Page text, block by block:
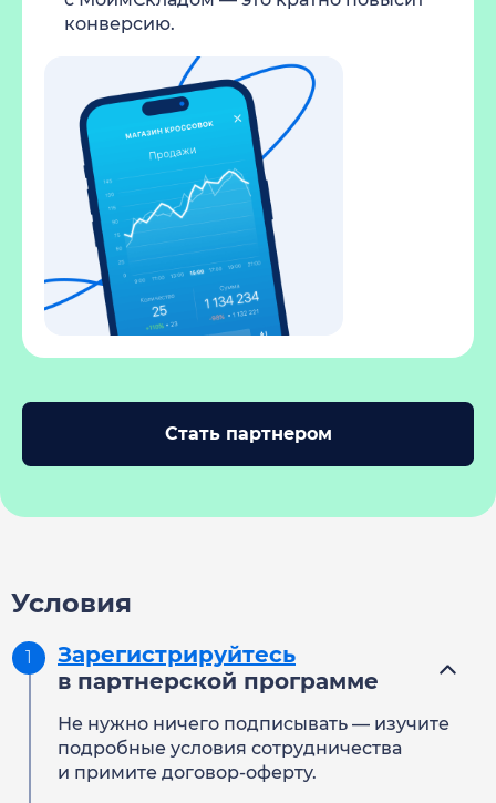
конверсию.
Стать партнером
Условия
Зарегистрируйтесь
в партнерской программе
Не нужно ничего подписывать — изучите
подробные условия сотрудничества
и примите договор-оферту.